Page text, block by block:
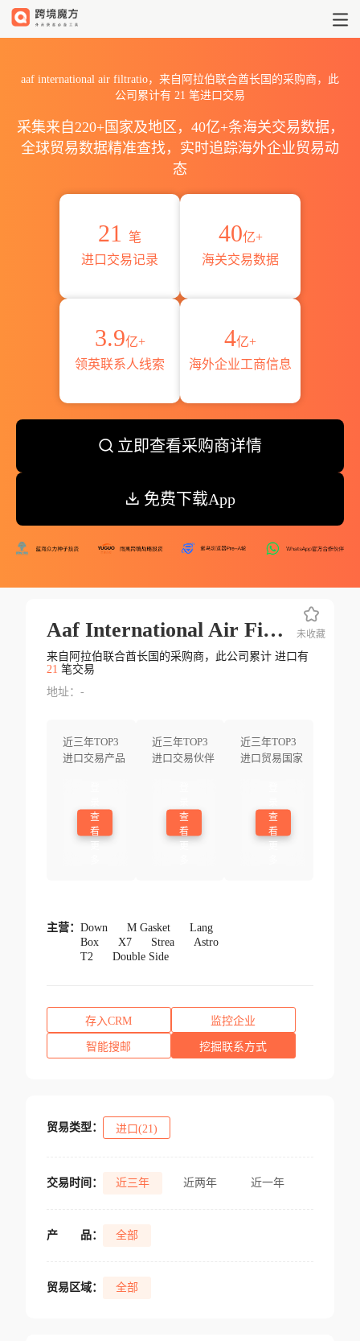
aaf international air filtratio，来自阿拉伯联合酋长国的采购商，此
公司累计有 21 笔进口交易
采集来自220+国家及地区，40亿+条海关交易数据，
全球贸易数据精准查找，实时追踪海外企业贸易动
态
21
笔
进口交易记录
40亿+
海关交易数据
3.9亿+
领英联系人线索
4亿+
海外企业工商信息
立即查看采购商详情
免费下载App
Aaf International Air Filtratio
来自阿拉伯联合酋长国的采购商，此公司累计 进口有
21 笔交易
地址：-
近三年TOP3
进口交易产品
查
看
近三年TOP3
进口交易伙伴
查
看
近三年TOP3
进口贸易国家
查
看
未收藏
主营： Down M Gasket
Lang
Box
X7 Strea
Astro
T2
Double Side
存入CRM 监控企业
智能搜邮 挖掘联系方式
贸易类型： 进口(21)
交易时间： 近三年 近两年 近一年
产 品： 全部
贸易区域： 全部